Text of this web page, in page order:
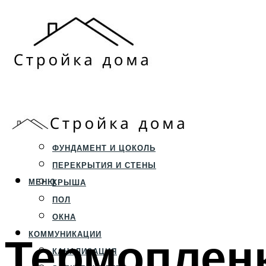
СТРОИТЕЛЬСТВО
ФУНДАМЕНТ И ЦОКОЛЬ
ПЕРЕКРЫТИЯ И СТЕНЫ
КРЫША
ПОЛ
ОКНА
КОММУНИКАЦИИ
КАНАЛИЗАЦИЯ
МЕНЮ